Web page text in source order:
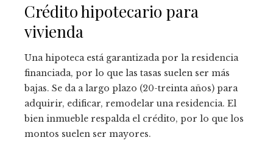
Crédito hipotecario para
vivienda
Una hipoteca está garantizada por la residencia
financiada, por lo que las tasas suelen ser más
bajas. Se da a largo plazo (20-treinta años) para
adquirir, edificar, remodelar una residencia. El
bien inmueble respalda el crédito, por lo que los
montos suelen ser mayores.